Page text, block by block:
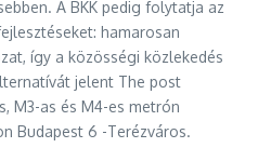
A BKK pedig folytatja az
hamarosan
így a közösségi közlekedés
jelent The post
M3-as és M4-es metrón
Budapest 6 -Terézváros.